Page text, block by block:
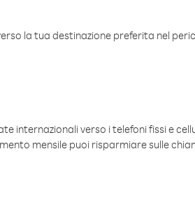
la tua destinazione preferita nel
internazionali verso i telefoni fissi e
mensile puoi risparmiare sulle